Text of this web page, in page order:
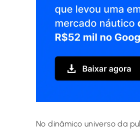
No dinâmico universo da